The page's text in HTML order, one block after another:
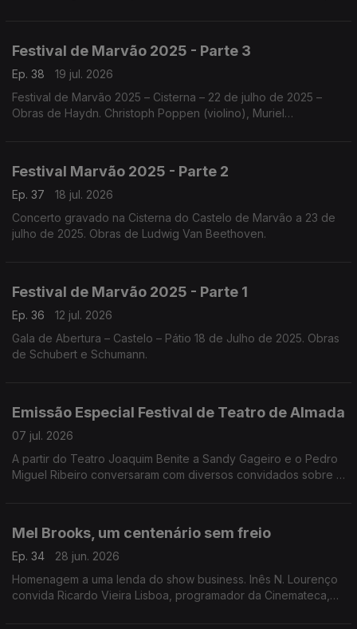
Festival de Marvão 2025 - Parte 3
Ep. 38
19 jul. 2026
Festival de Marvão 2025 – Cisterna – 22 de julho de 2025 –
Obras de Haydn. Christoph Poppen (violino), Muriel
Festival Marvão 2025 - Parte 2
Ep. 37
18 jul. 2026
Concerto gravado na Cisterna do Castelo de Marvão a 23 de
julho de 2025. Obras de Ludwig Van Beethoven.
Festival de Marvão 2025 - Parte 1
Ep. 36
12 jul. 2026
Gala de Abertura – Castelo – Pátio 18 de Julho de 2025. Obras
de Schubert e Schumann.
Emissão Especial Festival de Teatro de Almada
07 jul. 2026
A partir do Teatro Joaquim Benite a Sandy Gageiro e o Pedro
Miguel Ribeiro conversaram com diversos convidados sobre o
Mel Brooks, um centenário sem freio
Ep. 34
28 jun. 2026
Homenagem a uma lenda do show business. Inês N. Lourenço
convida Ricardo Vieira Lisboa, programador da Cinemateca,